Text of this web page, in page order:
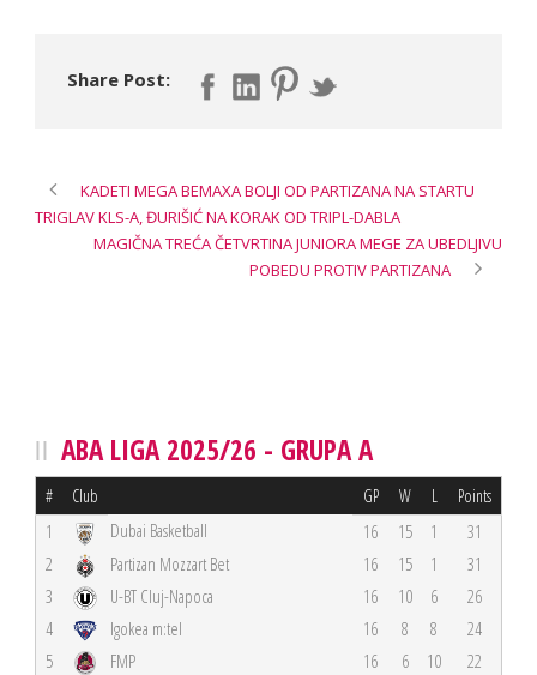
Share Post:
KADETI MEGA BEMAXA BOLJI OD PARTIZANA NA STARTU
TRIGLAV KLS-A, ĐURIŠIĆ NA KORAK OD TRIPL-DABLA
MAGIČNA TREĆA ČETVRTINA JUNIORA MEGE ZA UBEDLJIVU
POBEDU PROTIV PARTIZANA
ABA LIGA 2025/26 - GRUPA A
# Club GP W L Points
1 Dubai Basketball 16 15 1
31
2
Partizan Mozzart Bet 16 15 1
31
3
U-BT Cluj-Napoca 16 10 6
26
4
Igokea m:tel 16 8 8
24
5
FMP 16 6 10
22